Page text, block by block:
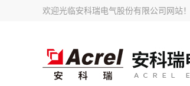
欢迎光临安科瑞电气股份有限公司网站！